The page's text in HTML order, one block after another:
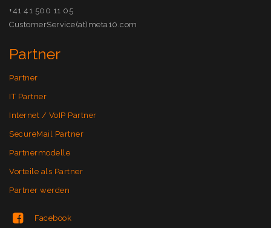
+41 41 500 11 05
CustomerService(at)meta10.com
Partner
Partner
IT Partner
Internet / VoIP Partner
SecureMail Partner
Partnermodelle
Vorteile als Partner
Partner werden
Facebook